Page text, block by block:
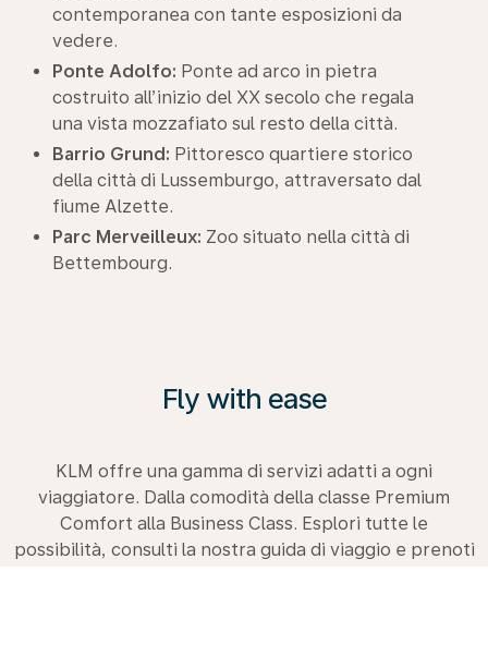
contemporanea con tante esposizioni da
vedere.
Ponte Adolfo: Ponte ad arco in pietra
costruito all’inizio del XX secolo che regala
una vista mozzafiato sul resto della città.
Barrio Grund: Pittoresco quartiere storico
della città di Lussemburgo, attraversato dal
fiume Alzette.
Parc Merveilleux: Zoo situato nella città di
Bettembourg.
Fly with ease
KLM offre una gamma di servizi adatti a ogni
viaggiatore. Dalla comodità della classe Premium
Comfort alla Business Class. Esplori tutte le
possibilità, consulti la nostra guida di viaggio e prenoti